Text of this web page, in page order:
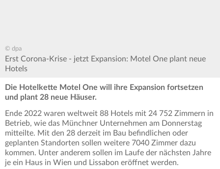
© dpa
Erst Corona-Krise - jetzt Expansion: Motel One plant neue
Hotels
Die Hotelkette Motel One will ihre Expansion fortsetzen
und plant 28 neue Häuser.
Ende 2022 waren weltweit 88 Hotels mit 24 752 Zimmern in
Betrieb, wie das Münchner Unternehmen am Donnerstag
mitteilte. Mit den 28 derzeit im Bau befindlichen oder
geplanten Standorten sollen weitere 7040 Zimmer dazu
kommen. Unter anderem sollen im Laufe der nächsten Jahre
je ein Haus in Wien und Lissabon eröffnet werden.